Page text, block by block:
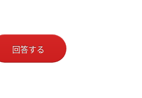
回答する